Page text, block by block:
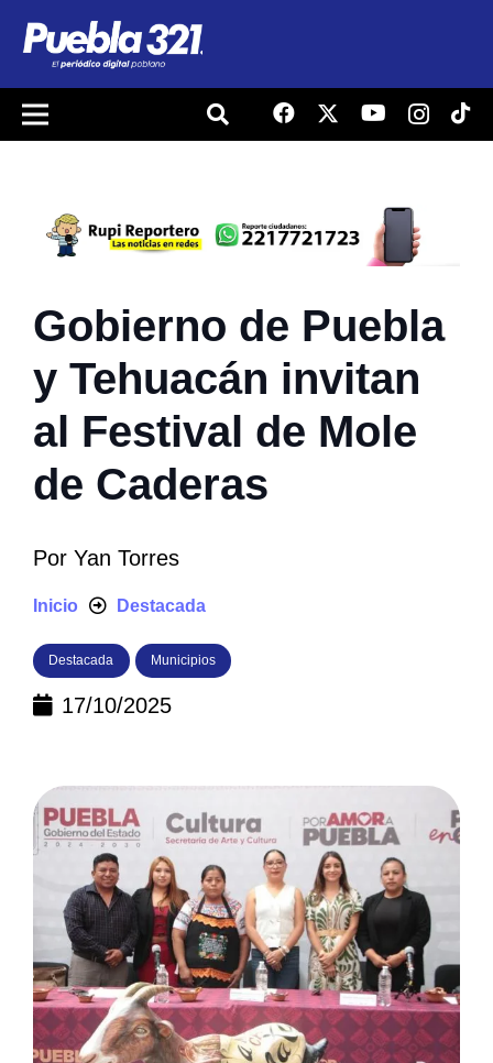
Gobierno de Puebla
y Tehuacán invitan
al Festival de Mole
de Caderas
Por Yan Torres
Inicio Destacada
Destacada Municipios
17/10/2025